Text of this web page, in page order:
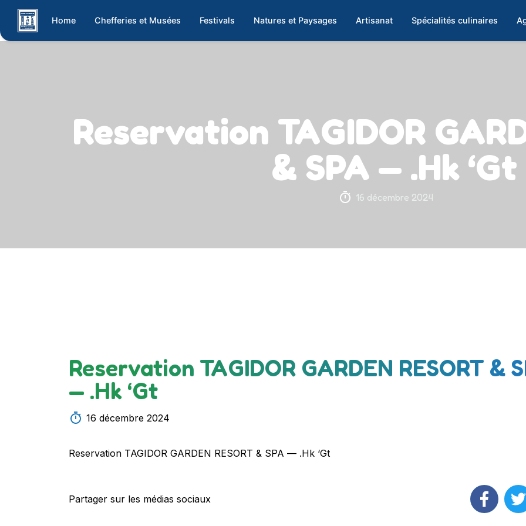
Home Chefferies et Musées Festivals Natures et Paysages Artisanat Spécialités culinaires
Reservation TAGIDOR
& SPA — .Hk ‘Gt
16 décembre 2024
Reservation TAGIDOR GARDEN RESORT &
— .Hk ‘Gt
16 décembre 2024
Reservation TAGIDOR GARDEN RESORT & SPA — .Hk ‘Gt
Partager sur les médias sociaux